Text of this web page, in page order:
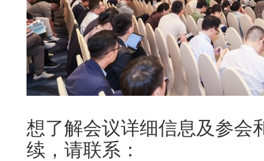
想了解会议详细信息及参会
续，请联系：